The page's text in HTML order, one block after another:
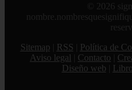
© 2026
Sitemap
RSS Política de
Aviso legal
Contacto
Diseño web